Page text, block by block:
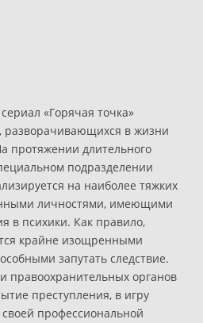
«Горячая точка»
разворачивающихся в жизни
протяжении длительного
подразделении
на наиболее тяжких
личностями, имеющими
в психики. Как правило,
крайне изощренными
запутать следствие.
правоохранительных органов
преступления, в игру
профессиональной